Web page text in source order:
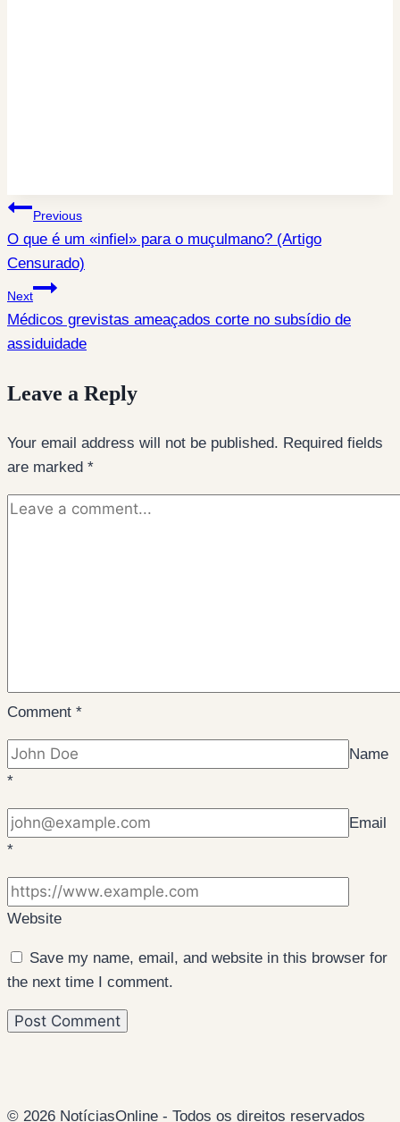
Post
navigation
Previous
O que é um «infiel» para o muçulmano? (Artigo
Censurado)
Next
Médicos grevistas ameaçados corte no subsídio de
assiduidade
Leave a Reply
Your email address will not be published. Required fields
are marked *
Comment *
Name
*
Email
*
Website
Save my name, email, and website in this browser for
the next time I comment.
© 2026 NotíciasOnline - Todos os direitos reservados